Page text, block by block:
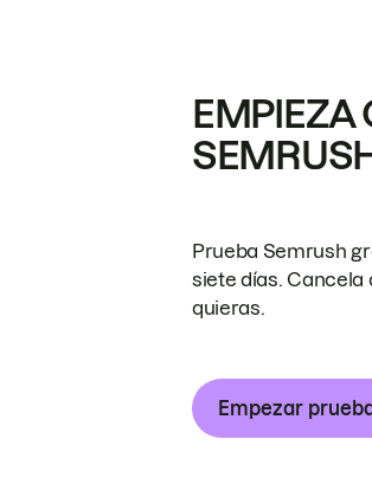
EMPIEZA
Prueba Semrush
siete días. Cancela
quieras.
Empezar